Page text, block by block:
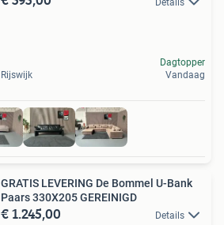
Rijswijk
Dagtopper
Vandaag
GRATIS LEVERING De Bommel U-Bank
Paars 330X205 GEREINIGD
€ 1.245,00 Details